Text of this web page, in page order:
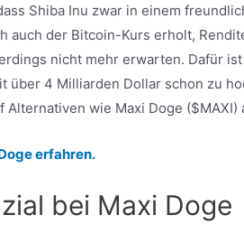
Shiba Inu zwar in einem
auch der Bitcoin-Kurs erholt,
nicht mehr erwarten. Dafür ist
über 4 Milliarden Dollar schon zu
Alternativen wie Maxi Doge ($MAXI)
erfahren.
bei Maxi Doge